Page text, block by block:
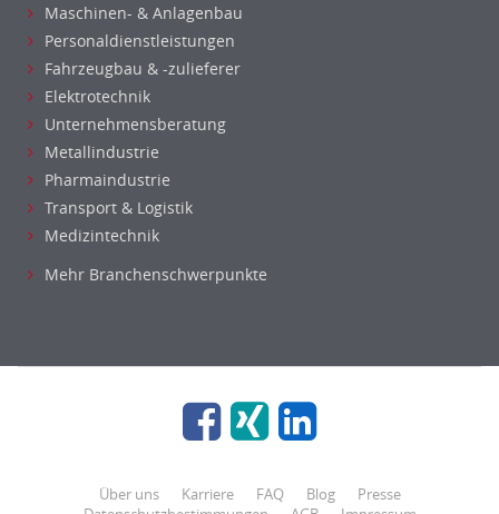
Maschinen- & Anlagenbau
Personaldienstleistungen
Fahrzeugbau & -zulieferer
Elektrotechnik
Unternehmensberatung
Metallindustrie
Pharmaindustrie
Transport & Logistik
Medizintechnik
Mehr Branchenschwerpunkte
Über uns Karriere FAQ Blog
Presse